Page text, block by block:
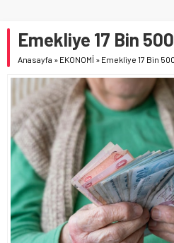
Emekliye 17 Bin
Anasayfa » EKONOMİ » Emekliye 17 Bin